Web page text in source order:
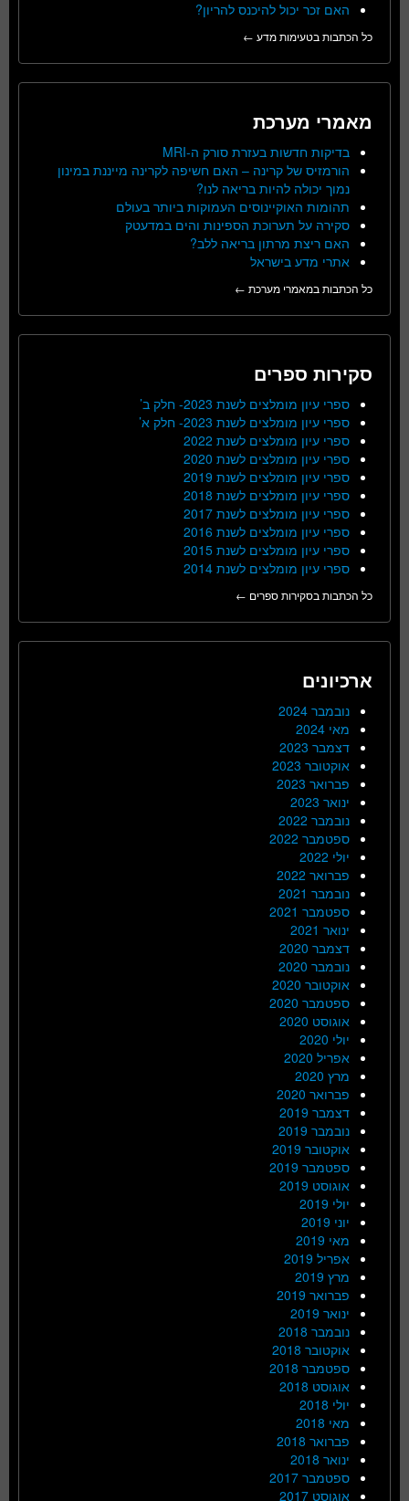
האם זכר יכול להיכנס להריון?
כל הכתבות בטעימות מדע ←
מאמרי מערכת
בדיקות חדשות בעזרת סורק ה-MRI
הורמזיס של קרינה – האם חשיפה לקרינה מייננת במינון
נמוך יכולה להיות בריאה לנו?
תהומות האוקיינוסים העמוקות ביותר בעולם
סקירה על תערוכת הספינות והים במדעטק
האם ריצת מרתון בריאה ללב?
אתרי מדע בישראל
כל הכתבות במאמרי מערכת ←
סקירות ספרים
ספרי עיון מומלצים לשנת 2023- חלק ב’
ספרי עיון מומלצים לשנת 2023- חלק א’
ספרי עיון מומלצים לשנת 2022
ספרי עיון מומלצים לשנת 2020
ספרי עיון מומלצים לשנת 2019
ספרי עיון מומלצים לשנת 2018
ספרי עיון מומלצים לשנת 2017
ספרי עיון מומלצים לשנת 2016
ספרי עיון מומלצים לשנת 2015
ספרי עיון מומלצים לשנת 2014
כל הכתבות בסקירות ספרים ←
ארכיונים
נובמבר 2024
מאי 2024
דצמבר 2023
אוקטובר 2023
פברואר 2023
ינואר 2023
נובמבר 2022
ספטמבר 2022
יולי 2022
פברואר 2022
נובמבר 2021
ספטמבר 2021
ינואר 2021
דצמבר 2020
נובמבר 2020
אוקטובר 2020
ספטמבר 2020
אוגוסט 2020
יולי 2020
אפריל 2020
מרץ 2020
פברואר 2020
דצמבר 2019
נובמבר 2019
אוקטובר 2019
ספטמבר 2019
אוגוסט 2019
יולי 2019
יוני 2019
מאי 2019
אפריל 2019
מרץ 2019
פברואר 2019
ינואר 2019
נובמבר 2018
אוקטובר 2018
ספטמבר 2018
אוגוסט 2018
יולי 2018
מאי 2018
פברואר 2018
ינואר 2018
ספטמבר 2017
אוגוסט 2017